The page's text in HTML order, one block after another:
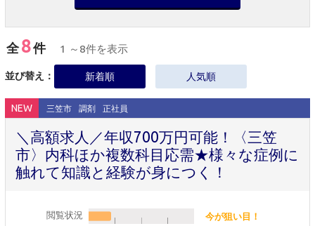
全8件 1 ～8件を表示
並び替え： 新着順 人気順
NEW 三笠市 調剤 正社員
＼高額求人／年収700万円可能！〈三笠
市〉内科ほか複数科目応需★様々な症例に
触れて知識と経験が身につく！
閲覧状況 今が狙い目！